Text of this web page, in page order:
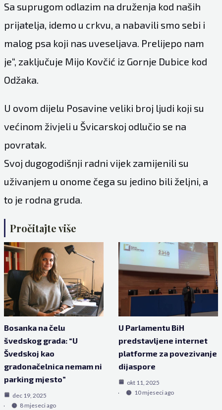
Sa suprugom odlazim na druženja kod naših
prijatelja, idemo u crkvu, a nabavili smo sebi i
malog psa koji nas uveseljava. Prelijepo nam
je“, zaključuje Mijo Kovčić iz Gornje Dubice kod
Odžaka.
U ovom dijelu Posavine veliki broj ljudi koji su
većinom živjeli u Švicarskoj odlučio se na
povratak.
Svoj dugogodišnji radni vijek zamijenili su
uživanjem u onome čega su jedino bili željni, a
to je rodna gruda.
Pročitajte više
Bosanka na čelu
švedskog grada: “U
Švedskoj kao
gradonačelnica nemam ni
parking mjesto”
dec 19, 2025
8 mjeseci ago
U Parlamentu BiH
predstavljene internet
platforme za povezivanje
dijaspore
okt 11, 2025
10 mjeseci ago